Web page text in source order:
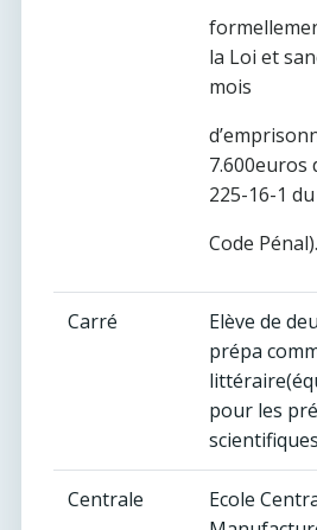
la Loi et
mois
7.600euros
225-16-1 du
Code Pénal).
Carré
Elève de
prépa
pour les
Centrale
Ecole